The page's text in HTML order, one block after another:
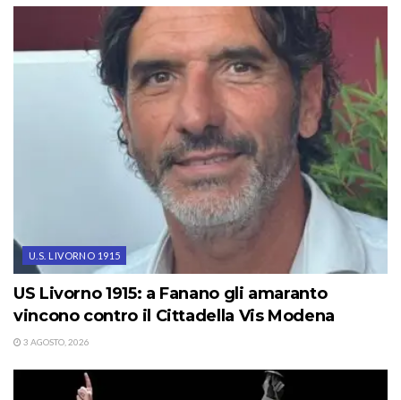
U.S. LIVORNO 1915
US Livorno 1915: a Fanano gli amaranto
vincono contro il Cittadella Vis Modena
3 AGOSTO, 2026